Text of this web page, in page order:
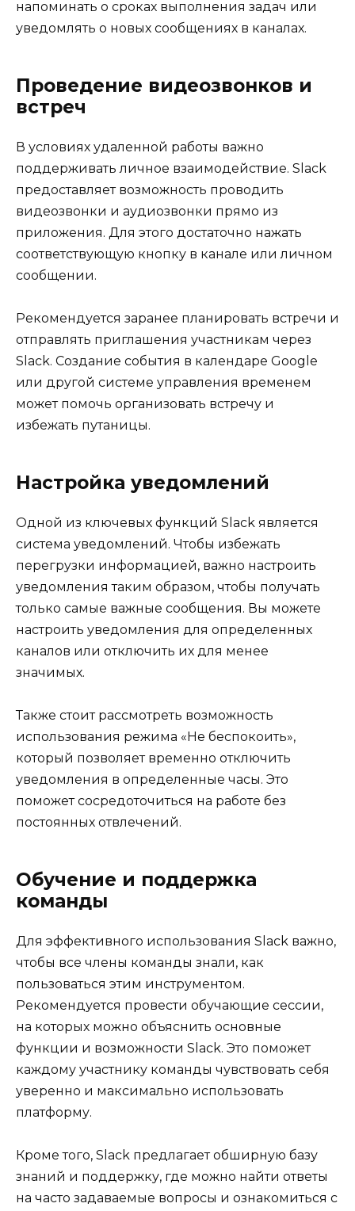
напоминать о сроках выполнения задач или
уведомлять о новых сообщениях в каналах.
Проведение видеозвонков и
встреч
В условиях удаленной работы важно
поддерживать личное взаимодействие. Slack
предоставляет возможность проводить
видеозвонки и аудиозвонки прямо из
приложения. Для этого достаточно нажать
соответствующую кнопку в канале или личном
сообщении.
Рекомендуется заранее планировать встречи и
отправлять приглашения участникам через
Slack. Создание события в календаре Google
или другой системе управления временем
может помочь организовать встречу и
избежать путаницы.
Настройка уведомлений
Одной из ключевых функций Slack является
система уведомлений. Чтобы избежать
перегрузки информацией, важно настроить
уведомления таким образом, чтобы получать
только самые важные сообщения. Вы можете
настроить уведомления для определенных
каналов или отключить их для менее
значимых.
Также стоит рассмотреть возможность
использования режима «Не беспокоить»,
который позволяет временно отключить
уведомления в определенные часы. Это
поможет сосредоточиться на работе без
постоянных отвлечений.
Обучение и поддержка
команды
Для эффективного использования Slack важно,
чтобы все члены команды знали, как
пользоваться этим инструментом.
Рекомендуется провести обучающие сессии,
на которых можно объяснить основные
функции и возможности Slack. Это поможет
каждому участнику команды чувствовать себя
уверенно и максимально использовать
платформу.
Кроме того, Slack предлагает обширную базу
знаний и поддержку, где можно найти ответы
на часто задаваемые вопросы и ознакомиться с